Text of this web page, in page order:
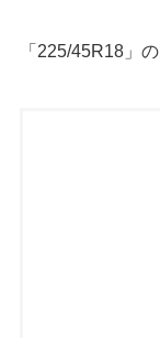
「225/45R18」